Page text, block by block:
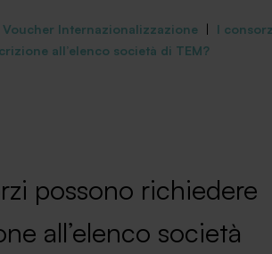
Voucher Internazionalizzazione | I
all’elenco società di TEM?
possono richiedere
all’elenco società